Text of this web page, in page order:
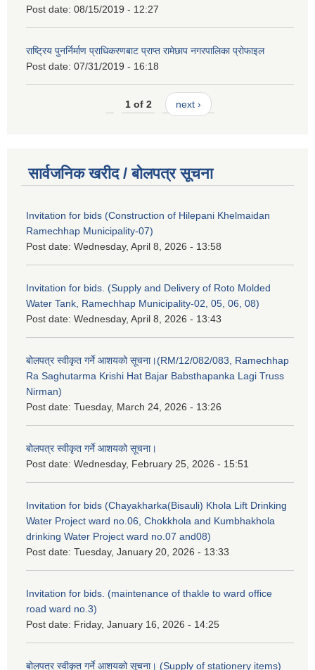
Post date: 08/15/2019 - 12:27
राष्ट्रिय पुनर्निर्माण प्राधिकरणबाट प्राप्त रामेछाप नगरपालिका प्रोफाइल
Post date: 07/31/2019 - 16:18
1 of 2 next ›
सार्वजनिक खरीद / बोलपत्र सूचना
Invitation for bids (Construction of Hilepani Khelmaidan
Ramechhap Municipality-07)
Post date: Wednesday, April 8, 2026 - 13:58
Invitation for bids. (Supply and Delivery of Roto Molded
Water Tank, Ramechhap Municipality-02, 05, 06, 08)
Post date: Wednesday, April 8, 2026 - 13:43
बोलपत्र स्वीकृत गर्ने आशयको सूचना।(RM/12/082/083, Ramechhap
Ra Saghutarma Krishi Hat Bajar Babsthapanka Lagi Truss
Nirman)
Post date: Tuesday, March 24, 2026 - 13:26
बोलपत्र स्वीकृत गर्ने आशयको सूचना।
Post date: Wednesday, February 25, 2026 - 15:51
Invitation for bids (Chayakharka(Bisauli) Khola Lift Drinking
Water Project ward no.06, Chokkhola and Kumbhakhola
drinking Water Project ward no.07 and08)
Post date: Tuesday, January 20, 2026 - 13:33
Invitation for bids. (maintenance of thakle to ward office
road ward no.3)
Post date: Friday, January 16, 2026 - 14:25
बोलपत्र स्वीकृत गर्ने आशयको सूचना। (Supply of stationery items)